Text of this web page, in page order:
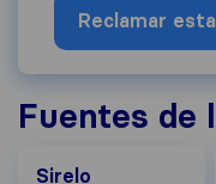
Reclamar
Fuentes de
Sirelo